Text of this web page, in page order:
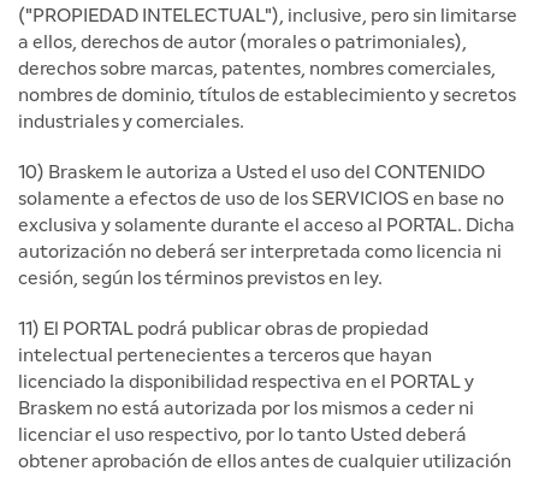
("PROPIEDAD INTELECTUAL"), inclusive, pero sin limitarse
a ellos, derechos de autor (morales o patrimoniales),
derechos sobre marcas, patentes, nombres comerciales,
nombres de dominio, títulos de establecimiento y secretos
industriales y comerciales.
10) Braskem le autoriza a Usted el uso del CONTENIDO
solamente a efectos de uso de los SERVICIOS en base no
exclusiva y solamente durante el acceso al PORTAL. Dicha
autorización no deberá ser interpretada como licencia ni
cesión, según los términos previstos en ley.
11) El PORTAL podrá publicar obras de propiedad
intelectual pertenecientes a terceros que hayan
licenciado la disponibilidad respectiva en el PORTAL y
Braskem no está autorizada por los mismos a ceder ni
licenciar el uso respectivo, por lo tanto Usted deberá
obtener aprobación de ellos antes de cualquier utilización